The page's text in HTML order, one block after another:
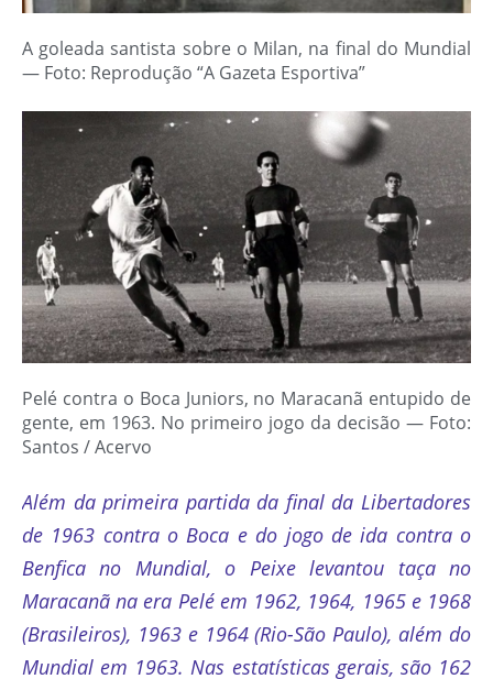
A goleada santista sobre o Milan, na final do Mundial
— Foto: Reprodução “A Gazeta Esportiva”
Pelé contra o Boca Juniors, no Maracanã entupido de
gente, em 1963. No primeiro jogo da decisão — Foto:
Santos / Acervo
Além da primeira partida da final da Libertadores
de 1963 contra o Boca e do jogo de ida contra o
Benfica no Mundial, o Peixe levantou taça no
Maracanã na era Pelé em 1962, 1964, 1965 e 1968
(Brasileiros), 1963 e 1964 (Rio-São Paulo), além do
Mundial em 1963. Nas estatísticas gerais, são 162